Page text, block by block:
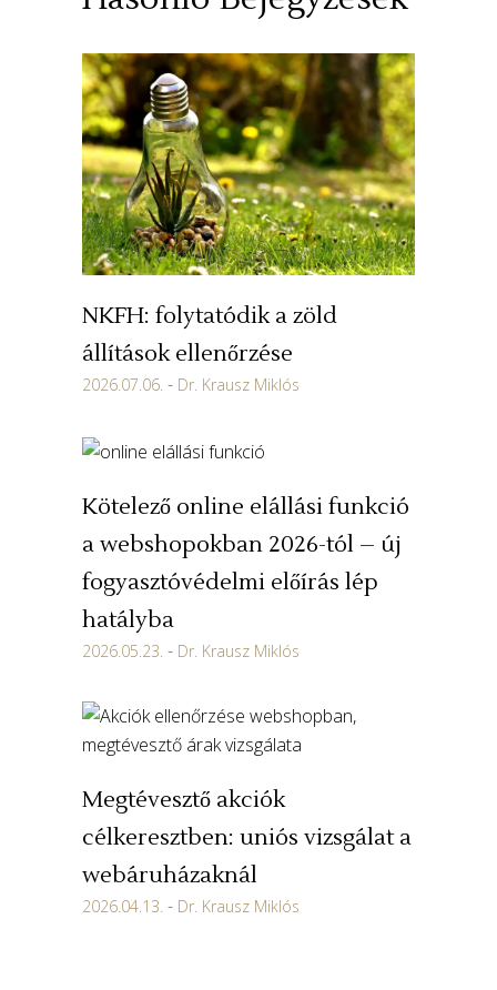
NKFH: folytatódik a zöld
állítások ellenőrzése
2026.07.06. Dr. Krausz Miklós
Kötelező online elállási funkció
a webshopokban 2026-tól – új
fogyasztóvédelmi előírás lép
hatályba
2026.05.23. Dr. Krausz Miklós
Megtévesztő akciók
célkeresztben: uniós vizsgálat a
webáruházaknál
2026.04.13. Dr. Krausz Miklós